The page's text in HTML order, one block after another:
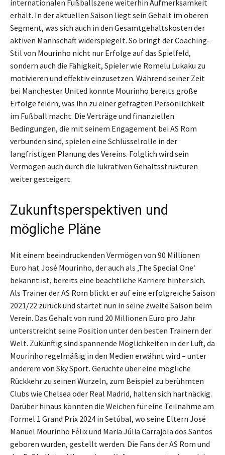
internationalen Fußballszene weiterhin Aufmerksamkeit
erhält. In der aktuellen Saison liegt sein Gehalt im oberen
Segment, was sich auch in den Gesamtgehaltskosten der
aktiven Mannschaft widerspiegelt. So bringt der Coaching-
Stil von Mourinho nicht nur Erfolge auf das Spielfeld,
sondern auch die Fähigkeit, Spieler wie Romelu Lukaku zu
motivieren und effektiv einzusetzen. Während seiner Zeit
bei Manchester United konnte Mourinho bereits große
Erfolge feiern, was ihn zu einer gefragten Persönlichkeit
im Fußball macht. Die Verträge und finanziellen
Bedingungen, die mit seinem Engagement bei AS Rom
verbunden sind, spielen eine Schlüsselrolle in der
langfristigen Planung des Vereins. Folglich wird sein
Vermögen auch durch die lukrativen Gehaltsstrukturen
weiter gesteigert.
Zukunftsperspektiven und
mögliche Pläne
Mit einem beeindruckenden Vermögen von 90 Millionen
Euro hat José Mourinho, der auch als ‚The Special One‘
bekannt ist, bereits eine beachtliche Karriere hinter sich.
Als Trainer der AS Rom blickt er auf eine erfolgreiche Saison
2021/22 zurück und startet nun in seine zweite Saison beim
Verein. Das Gehalt von rund 20 Millionen Euro pro Jahr
unterstreicht seine Position unter den besten Trainern der
Welt. Zukünftig sind spannende Möglichkeiten in der Luft, da
Mourinho regelmäßig in den Medien erwähnt wird – unter
anderem von Sky Sport. Gerüchte über eine mögliche
Rückkehr zu seinen Wurzeln, zum Beispiel zu berühmten
Clubs wie Chelsea oder Real Madrid, halten sich hartnäckig.
Darüber hinaus könnten die Weichen für eine Teilnahme am
Formel 1 Grand Prix 2024 in Setúbal, wo seine Eltern José
Manuel Mourinho Félix und Maria Júlia Carrajola dos Santos
geboren wurden, gestellt werden. Die Fans der AS Rom und